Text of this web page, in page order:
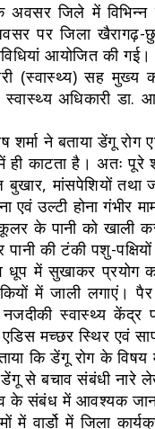
अवसर जिले में
पर जिला
आयोजित की
(स्वास्थ्य) सह मुख्य
अधिकारी डा.
शर्मा ने बताया डेंगू
काटता है। अतः पूरे
मांसपेशियों तथा
एवं उल्टी होना
के पानी को खाली
की टंकी पशु-
धूप में सुखाकर प्रयोग
में जाली लगाएं।
स्वास्थ्य केंद्र
मच्छर स्थिर एवं
कि डेंगू रोग के
से बचाव संबंधी नारे
के संबंध में आवश्यक
में वार्डो में जिला